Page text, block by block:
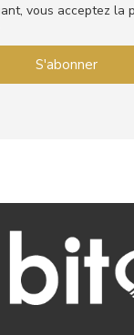
vous acceptez la